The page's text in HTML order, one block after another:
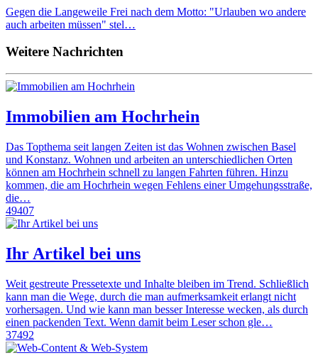
Gegen die Langeweile Frei nach dem Motto: "Urlauben wo andere
auch arbeiten müssen" stel…
Weitere Nachrichten
Immobilien am Hochrhein
Das Topthema seit langen Zeiten ist das Wohnen zwischen Basel
und Konstanz. Wohnen und arbeiten an unterschiedlichen Orten
können am Hochrhein schnell zu langen Fahrten führen. Hinzu
kommen, die am Hochrhein wegen Fehlens einer Umgehungsstraße,
die…
49407
Ihr Artikel bei uns
Weit gestreute Pressetexte und Inhalte bleiben im Trend. Schließlich
kann man die Wege, durch die man aufmerksamkeit erlangt nicht
vorhersagen. Und wie kann man besser Interesse wecken, als durch
einen packenden Text. Wenn damit beim Leser schon gle…
37492